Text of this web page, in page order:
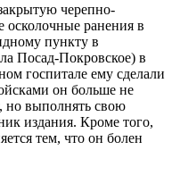
черепно-
ранения в
пункту в
Посад-Покровское) в
госпитале ему сделали
он больше не
но выполнять свою
издания. Кроме того,
тем, что он болен